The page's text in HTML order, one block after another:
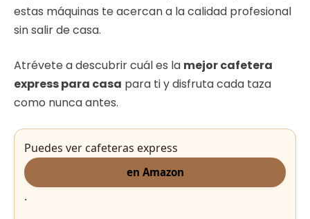
estas máquinas te acercan a la calidad profesional
sin salir de casa.
Atrévete a descubrir cuál es la mejor cafetera
express para casa para ti y disfruta cada taza
como nunca antes.
Puedes ver cafeteras express
en Amazon
.